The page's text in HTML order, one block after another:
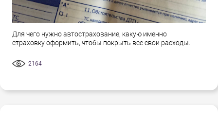
Для чего нужно автострахование, какую именно
страховку оформить, чтобы покрыть все свои расходы.
2164